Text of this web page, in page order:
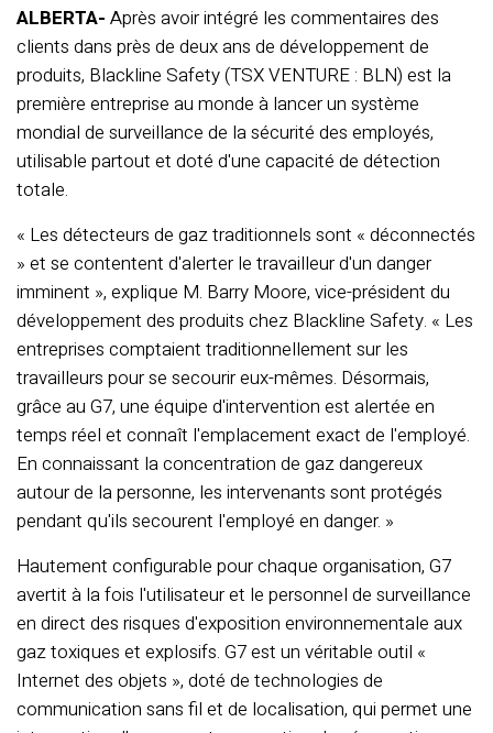
ALBERTA- Après avoir intégré les commentaires des
clients dans près de deux ans de développement de
produits, Blackline Safety (TSX VENTURE : BLN) est la
première entreprise au monde à lancer un système
mondial de surveillance de la sécurité des employés,
utilisable partout et doté d'une capacité de détection
totale.
« Les détecteurs de gaz traditionnels sont « déconnectés
» et se contentent d'alerter le travailleur d'un danger
imminent », explique M. Barry Moore, vice-président du
développement des produits chez Blackline Safety. « Les
entreprises comptaient traditionnellement sur les
travailleurs pour se secourir eux-mêmes. Désormais,
grâce au G7, une équipe d'intervention est alertée en
temps réel et connaît l'emplacement exact de l'employé.
En connaissant la concentration de gaz dangereux
autour de la personne, les intervenants sont protégés
pendant qu'ils secourent l'employé en danger. »
Hautement configurable pour chaque organisation, G7
avertit à la fois l'utilisateur et le personnel de surveillance
en direct des risques d'exposition environnementale aux
gaz toxiques et explosifs. G7 est un véritable outil «
Internet des objets », doté de technologies de
communication sans fil et de localisation, qui permet une